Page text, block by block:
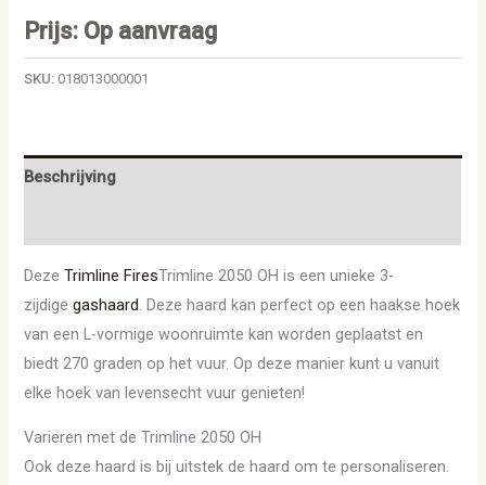
Prijs: Op aanvraag
SKU:018013000001
Beschrijving
DezeTrimline FiresTrimline 2050 OH is een unieke 3-
zijdigegashaard. Deze haard kan perfect op een haakse hoek
van een L-vormige woonruimte kan worden geplaatst en
biedt 270 graden op het vuur. Op deze manier kunt u vanuit
elke hoek van levensecht vuur genieten!
Varieren met de Trimline 2050 OH
Ook deze haard is bij uitstek de haard om te personaliseren.